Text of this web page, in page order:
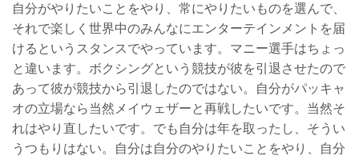
自分がやりたいことをやり、常にやりたいものを選んで、
それで楽しく世界中のみんなにエンターテインメントを届
けるというスタンスでやっています。マニー選手はちょっ
と違います。ボクシングという競技が彼を引退させたので
あって彼が競技から引退したのではない。自分がパッキャ
オの立場なら当然メイウェザーと再戦したいです。当然そ
れはやり直したいです。でも自分は年を取ったし、そうい
うつもりはない。自分は自分のやりたいことをやり、自分